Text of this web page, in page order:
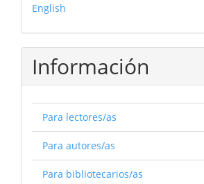
English
Información
Para lectores/as
Para autores/as
Para bibliotecarios/as